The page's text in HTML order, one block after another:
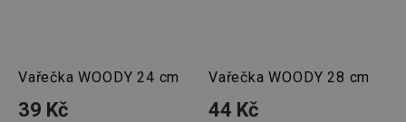
Vařečka WOODY 24 cm
39 Kč
Vařečka WOODY 28 cm
44 Kč